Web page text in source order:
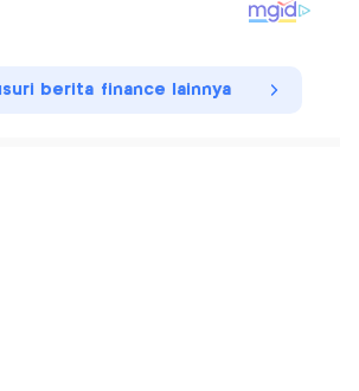
berita finance lainnya